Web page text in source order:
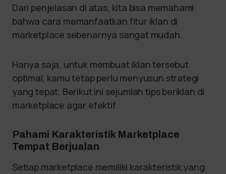
Dari penjelasan di atas, kita bisa memahami
bahwa cara memanfaatkan fitur iklan di
marketplace sebenarnya sangat mudah.
Hanya saja, untuk membuat iklan tersebut
optimal, kamu tetap perlu menyusun strategi
yang tepat. Berikut ini sejumlah tips beriklan di
marketplace agar efektif.
Pahami Karakteristik Marketplace
Tempat Berjualan
Setiap marketplace memiliki karakteristik yang